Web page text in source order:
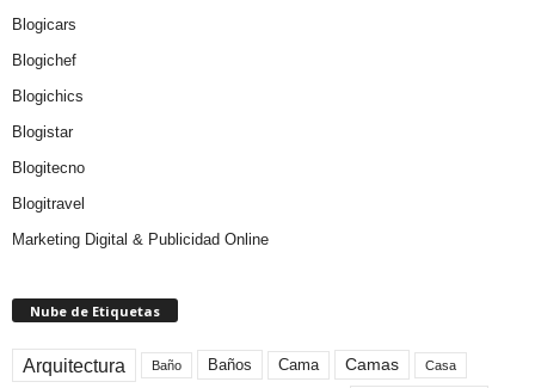
Blogicars
Blogichef
Blogichics
Blogistar
Blogitecno
Blogitravel
Marketing Digital & Publicidad Online
Nube de Etiquetas
Arquitectura Baño Baños Cama Camas Casa